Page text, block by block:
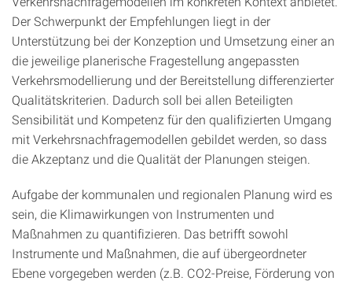
Der Schwerpunkt der Empfehlungen liegt in der
Unterstützung bei der Konzeption und Umsetzung einer an
die jeweilige planerische Fragestellung angepassten
Verkehrsmodellierung und der Bereitstellung differenzierter
Qualitätskriterien. Dadurch soll bei allen Beteiligten
Sensibilität und Kompetenz für den qualifizierten Umgang
mit Verkehrsnachfragemodellen gebildet werden, so dass
die Akzeptanz und die Qualität der Planungen steigen.
Aufgabe der kommunalen und regionalen Planung wird es
sein, die Klimawirkungen von Instrumenten und
Maßnahmen zu quantifizieren. Das betrifft sowohl
Instrumente und Maßnahmen, die auf übergeordneter
Ebene vorgegeben werden (z.B. CO2-Preise, Förderung von